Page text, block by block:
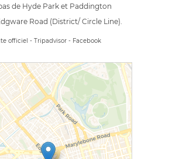
de Hyde Park et Paddington
Road (District/ Circle Line).
officiel - Tripadvisor - Facebook